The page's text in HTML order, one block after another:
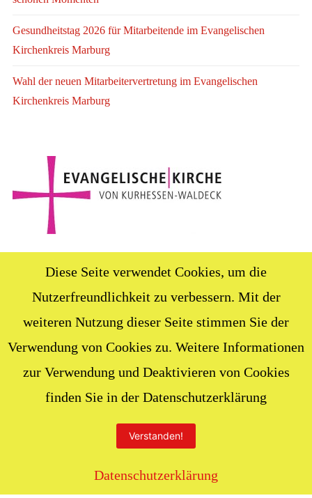
Gesundheitstag 2026 für Mitarbeitende im Evangelischen
Kirchenkreis Marburg
Wahl der neuen Mitarbeitervertretung im Evangelischen
Kirchenkreis Marburg
In der Regel erreichen Sie uns: Mo. - Do. 9.00 - 14.00 Uhr und
nach Vereinbarung
MIT FREUNDLICHER UNTERSTÜTZUNG VON WORDPRESS
Diese Seite verwendet Cookies, um die
Nutzerfreundlichkeit zu verbessern. Mit der
weiteren Nutzung dieser Seite stimmen Sie der
Verwendung von Cookies zu. Weitere Informationen
zur Verwendung und Deaktivieren von Cookies
finden Sie in der Datenschutzerklärung
Verstanden!
Datenschutzerklärung